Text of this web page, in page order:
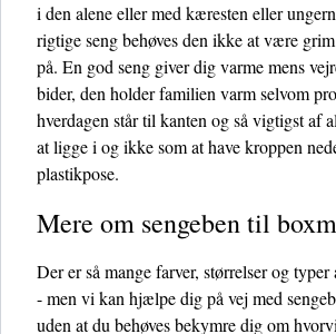
i den alene eller med kæresten eller
rigtige seng behøves den ikke at være
på. En god seng giver dig varme mens
bider, den holder familien varm selvom
hverdagen står til kanten og så vigtigst af
at ligge i og ikke som at have kroppen
plastikpose.
Mere om sengeben til
Der er så mange farver, størrelser og
- men vi kan hjælpe dig på vej med
uden at du behøves bekymre dig om